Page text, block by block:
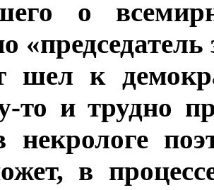
о
шел к
то и трудно
некрологе
в